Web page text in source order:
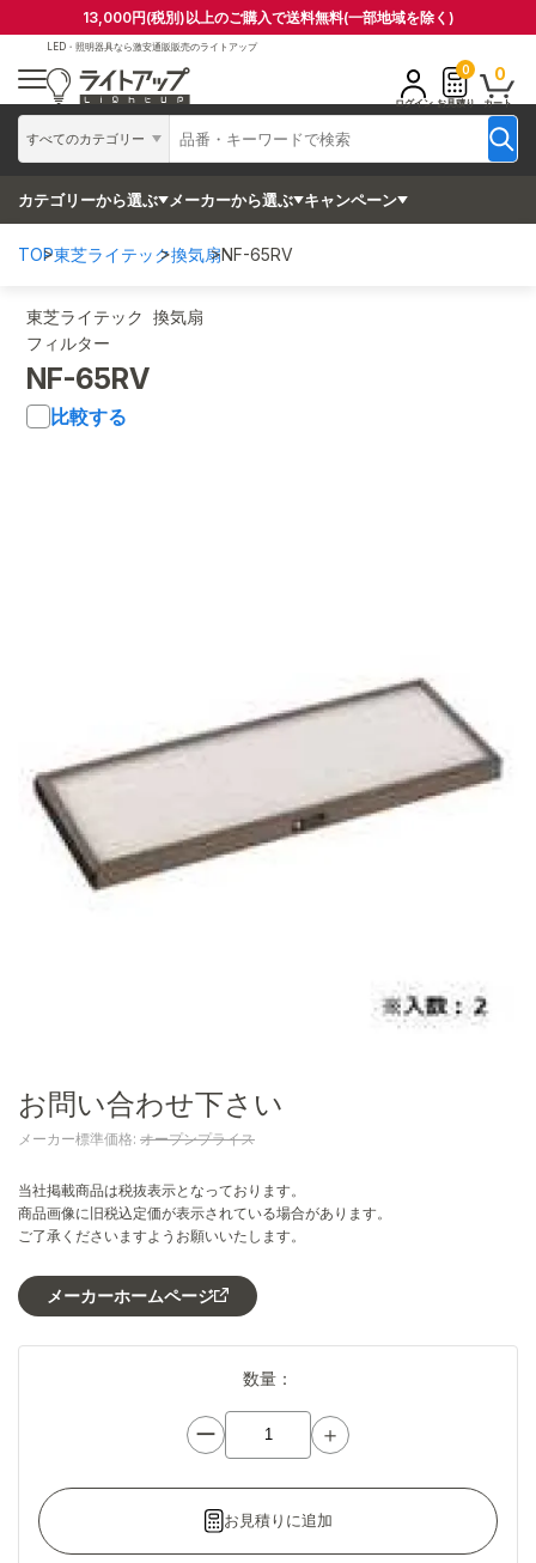
13,000円(税別)以上のご購入で送料無料(一部地域を除く)
LED・照明器具なら激安通販販売のライトアップ
すべてのカテゴリー
ログイン
0
お見積り
0
カート
カテゴリーから選ぶ メーカーから選ぶ キャンペーン
TOP東芝ライテック換気扇NF-65RV
東芝ライテック 換気扇
フィルター
NF-65RV
比較する
お問い合わせ下さい
メーカー標準価格: オープンプライス
当社掲載商品は税抜表示となっております。
商品画像に旧税込定価が表示されている場合があります。
ご了承くださいますようお願いいたします。
数量：
ー ＋
お見積りに追加
メーカーホームページ